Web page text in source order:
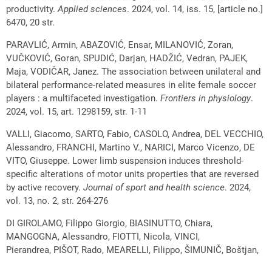
productivity.Applied sciences. 2024, vol. 14, iss. 15, [article no.]
6470, 20 str.
PARAVLIĆ, Armin, ABAZOVIĆ, Ensar, MILANOVIĆ, Zoran,
VUČKOVIĆ, Goran, SPUDIĆ, Darjan, HADŽIĆ, Vedran, PAJEK,
Maja, VODIČAR, Janez. The association between unilateral and
bilateral performance-related measures in elite female soccer
players : a multifaceted investigation. Frontiers in physiology.
2024, vol. 15, art. 1298159, str. 1-11
VALLI, Giacomo, SARTO, Fabio, CASOLO, Andrea, DEL VECCHIO,
Alessandro, FRANCHI, Martino V., NARICI, Marco Vicenzo, DE
VITO, Giuseppe. Lower limb suspension induces threshold-
specific alterations of motor units properties that are reversed
by active recovery. Journal of sport and health science. 2024,
vol. 13, no. 2, str. 264-276
DI GIROLAMO, Filippo Giorgio, BIASINUTTO, Chiara,
MANGOGNA, Alessandro, FIOTTI, Nicola, VINCI,
Pierandrea, PIŠOT, Rado, MEARELLI, Filippo, ŠIMUNIČ, Boštjan,